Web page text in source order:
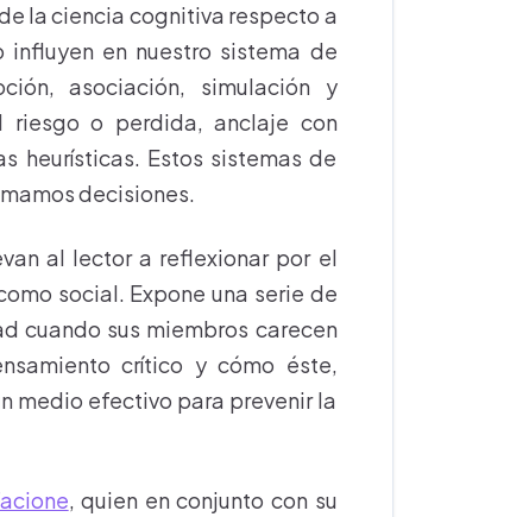
la ciencia cognitiva respecto a
en nuestro sistema de
asociación, simulación y
riesgo o perdida, anclaje con
heurísticas. Estos sistemas de
decisiones.
al lector a reflexionar por el
social. Expone una serie de
cuando sus miembros carecen
crítico y cómo éste,
medio efectivo para prevenir la
, quien en conjunto con su